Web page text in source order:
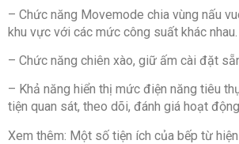
– Chức năng Movemode chia vùng nấu
khu vực với các mức công suất khác nhau.
– Chức năng chiên xào, giữ ấm cài đặt
– Khả năng hiển thị mức điện năng tiêu
tiện quan sát, theo dõi, đánh giá hoạt
Xem thêm: Một số tiện ích của bếp từ